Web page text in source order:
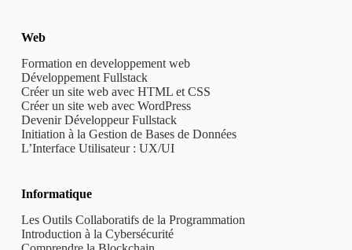
Web
Formation en developpement web
Développement Fullstack
Créer un site web avec HTML et CSS
Créer un site web avec WordPress
Devenir Développeur Fullstack
Initiation à la Gestion de Bases de Données
L’Interface Utilisateur : UX/UI
Informatique
Les Outils Collaboratifs de la Programmation
Introduction à la Cybersécurité